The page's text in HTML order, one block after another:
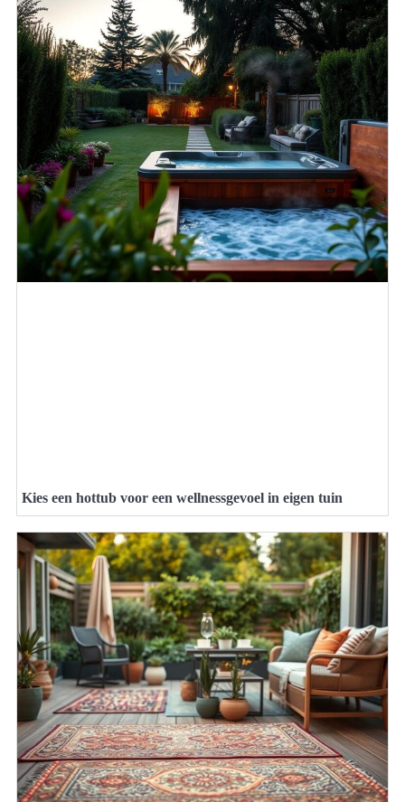
Kies een hottub voor een wellnessgevoel in eigen tuin